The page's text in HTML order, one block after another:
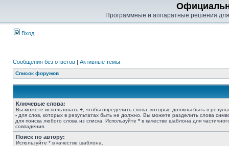
Программные и аппаратные решения
Вход
Сообщения без ответов | Активные темы
Список форумов
Ключевые слова:
Вы можете использовать + , чтобы определить слова, которые должны быть в
- для слов, которых в результатах быть не должно. Вы можете разделить слова
для поиска любого слова из списка. Используйте * в качестве шаблона для
совпадения.
Поиск по автору:
Используйте * в качестве шаблона.